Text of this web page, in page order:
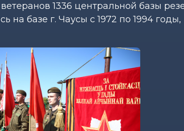
1336 центральной базы
на базе г. Чаусы с 1972 по 1994 годы,